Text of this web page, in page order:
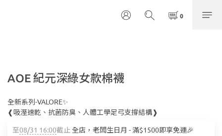
AOE 紀元深綠女款棉襪
全新系列-VALORE✨
❰吸溼速乾、抗菌防臭、人體工學足弓支撐結構❱
至08/31 16:00截止全店，老闆生日月 - 滿$1500即享免運🎉